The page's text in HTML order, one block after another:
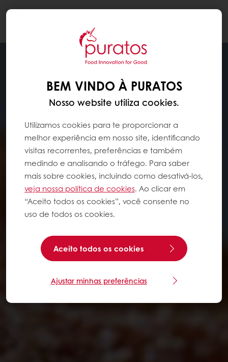
BEM VINDO À PURATOS
Nosso website utiliza cookies.
Utilizamos cookies para te proporcionar a
melhor experiência em nosso site, identificando
visitas recorrentes, preferências e também
medindo e analisando o tráfego. Para saber
mais sobre cookies, incluindo como desativá-los,
veja nossa política de cookies. Ao clicar em
“Aceito todos os cookies”, você consente no
uso de todos os cookies.
Aceito todos os cookies
Ajustar minhas preferências